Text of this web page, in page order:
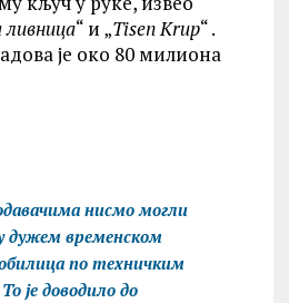
“ и „Tisen Krup“ .
је око 80 милиона
нисмо могли
дужем временском
по техничким
је доводило до